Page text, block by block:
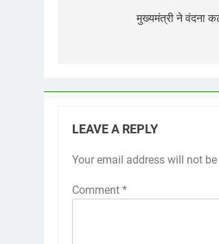
navigationमुख्यमंत्री ने वंदना
LEAVE A REPLY
Your email address will not
Comment *